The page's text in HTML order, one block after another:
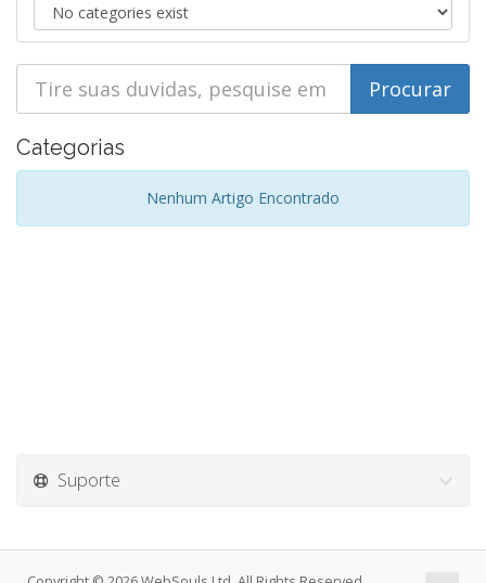
Categorias
Nenhum Artigo Encontrado
Suporte